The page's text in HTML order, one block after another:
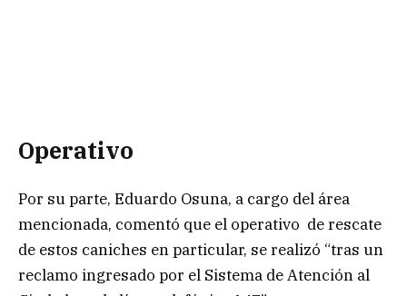
Operativo
Por su parte, Eduardo Osuna, a cargo del área
mencionada, comentó que el operativo de rescate
de estos caniches en particular, se realizó “tras un
reclamo ingresado por el Sistema de Atención al